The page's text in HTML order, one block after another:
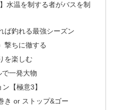
水温を制する者がバスを制
釣れる最強シーズン
ちに徹する
を楽しむ
一発大物
【極意3】
き or ストップ&ゴー